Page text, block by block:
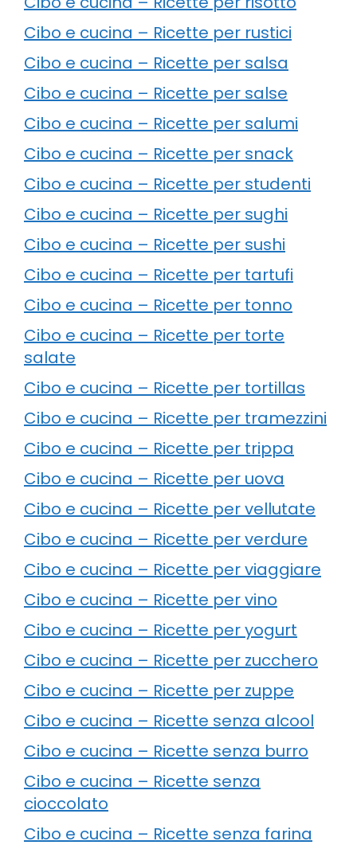
Cibo e cucina – Ricette per rustici
Cibo e cucina – Ricette per salsa
Cibo e cucina – Ricette per salse
Cibo e cucina – Ricette per salumi
Cibo e cucina – Ricette per snack
Cibo e cucina – Ricette per studenti
Cibo e cucina – Ricette per sughi
Cibo e cucina – Ricette per sushi
Cibo e cucina – Ricette per tartufi
Cibo e cucina – Ricette per tonno
Cibo e cucina – Ricette per torte
salate
Cibo e cucina – Ricette per tortillas
Cibo e cucina – Ricette per tramezzini
Cibo e cucina – Ricette per trippa
Cibo e cucina – Ricette per uova
Cibo e cucina – Ricette per vellutate
Cibo e cucina – Ricette per verdure
Cibo e cucina – Ricette per viaggiare
Cibo e cucina – Ricette per vino
Cibo e cucina – Ricette per yogurt
Cibo e cucina – Ricette per zucchero
Cibo e cucina – Ricette per zuppe
Cibo e cucina – Ricette senza alcool
Cibo e cucina – Ricette senza burro
Cibo e cucina – Ricette senza
cioccolato
Cibo e cucina – Ricette senza farina